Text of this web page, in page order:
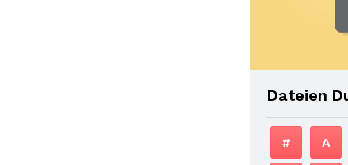
Dateien
# A